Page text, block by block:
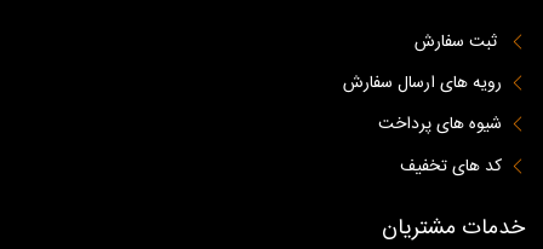
ثبت سفارش
رویه های ارسال سفارش
شیوه های پرداخت
کد های تخفیف
خدمات مشتریان